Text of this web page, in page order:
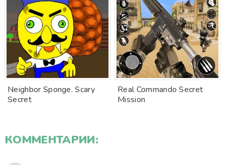
Neighbor Sponge. Scary
Secret
Real Commando Secret
Mission
КОММЕНТАРИИ: